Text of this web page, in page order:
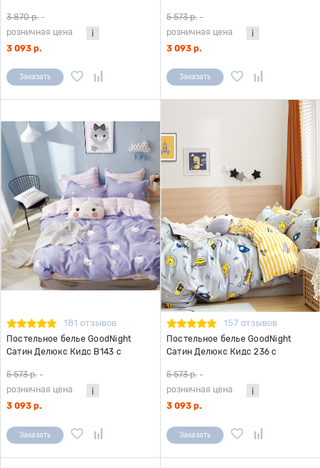
3 870 р. -
розничная цена
3 093 р.
Заказать
5 573 р. -
розничная цена
3 093 р.
Заказать
181 отзывов
Постельное белье GoodNight
Сатин Делюкс Кидс В143 с
5 573 р. -
розничная цена
3 093 р.
Заказать
157 отзывов
Постельное белье GoodNight
Сатин Делюкс Кидс 236 с
5 573 р. -
розничная цена
3 093 р.
Заказать